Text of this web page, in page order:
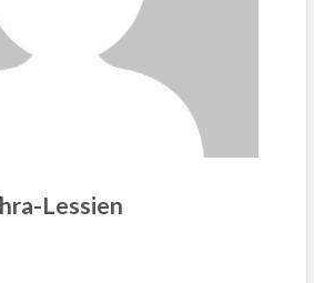
Lessien